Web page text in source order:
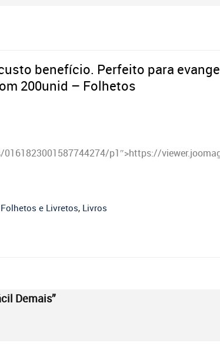
benefício. Perfeito para
200unid – Folhetos
p1″>https://
Folhetos e Livretos, Livros
Demais”